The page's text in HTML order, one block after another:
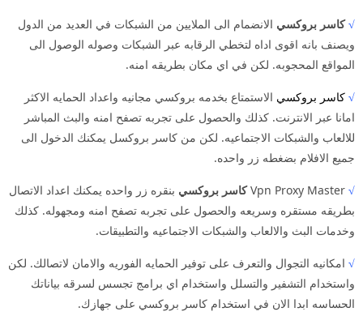
√ كاسر بروكسي الانضمام الى الملايين من الشبكات في العديد من الدول
ويصنف بانه اقوى اداه لتخطي الرقابه عبر الشبكات وصوله الوصول الى
المواقع المحجوبه. لكن في اي مكان بطريقه امنه.
√ كاسر بروكسي الاستمتاع بخدمه بروكسي مجانيه واعداد الحمايه الاكثر
امانا عبر الانترنت. كذلك والحصول على تجربه تصفح امنه والبث المباشر
للالعاب والشبكات الاجتماعيه. لكن من كاسر بروكسل يمكنك الدخول الى
جميع الافلام بضغطه زر واحده.
√ كاسر بروكسي بنقره زر واحده يمكنك اعداد الاتصال
بطريقه مستقره وسريعه والحصول على تجربه تصفح امنه ومجهوله. كذلك
وخدمات البث والالعاب والشبكات الاجتماعيه والتطبيقات.
√ امكانيه التجوال والتعرف على توفير الحمايه الفوريه والامان لاتصالك. لكن
واستخدام التشفير والتسلل واستخدام اي برامج تجسس لسرقه بياناتك
الحساسه ابدا الان في استخدام كاسر بروكسي على جهازك.